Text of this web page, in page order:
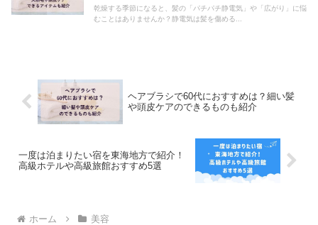
乾燥する季節になると、髪の「パチパチ静電気」や「広がり」に悩
むことはありませんか？静電気は髪を傷める...
ヘアブラシで60代におすすめは？細い髪
や頭皮ケアのできるものも紹介
一度は泊まりたい宿を東海地方で紹介！
高級ホテルや高級旅館おすすめ5選
ホーム 美容